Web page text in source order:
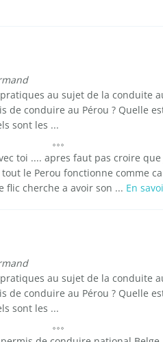
au sujet de la conduite
de conduire au Pérou ? Quelle
sont les ...
toi .... apres faut pas croire
le Perou fonctionne comme
cherche a avoir son ... En
au sujet de la conduite
de conduire au Pérou ? Quelle
sont les ...